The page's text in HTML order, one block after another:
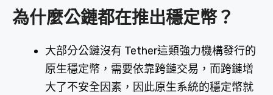
為什麼公鏈都在推出穩定幣？
大部分公鏈沒有 Tether這類強力機構發行的
原生穩定幣，需要依靠跨鏈交易，而跨鏈增
大了不安全因素，因此原生系統的穩定幣就